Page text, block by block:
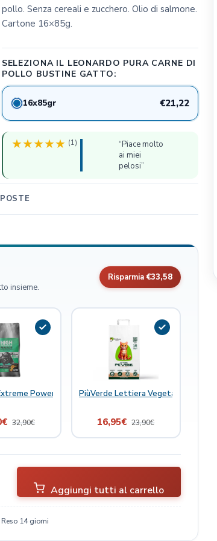
CLIFFI CAT POPS
Dog&Dog
Julius K9
MSD Animal Health
BWild
Flamingo Pet Products
Seresto
Bark Appeal Pet Product
pollo. Senza cereali e zucchero. Olio di salmone.
Cartone 16×85g.
SELEZIONA IL LEONARDO PURA CARNE DI
POLLO BUSTINE GATTO:
16x85gr €21,22
(1)
“Piace molto
ai miei
pelosi”
insieme.
Risparmia €33,58
d'Arancia Gatto Crocchette 1,5kg
Power Maiale Monoproteico con Polpa d'Arancia
€ 32,90€
PiùVerde Lettiera Vegetale per Gatti
16,95€ 23,90€
Aggiungi tutti al carrello
Reso 14 giorni